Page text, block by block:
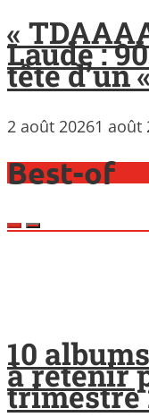
«
Laude :
tête d’un
2 août 20261 août
Best-of
10
à retenir
trimestre